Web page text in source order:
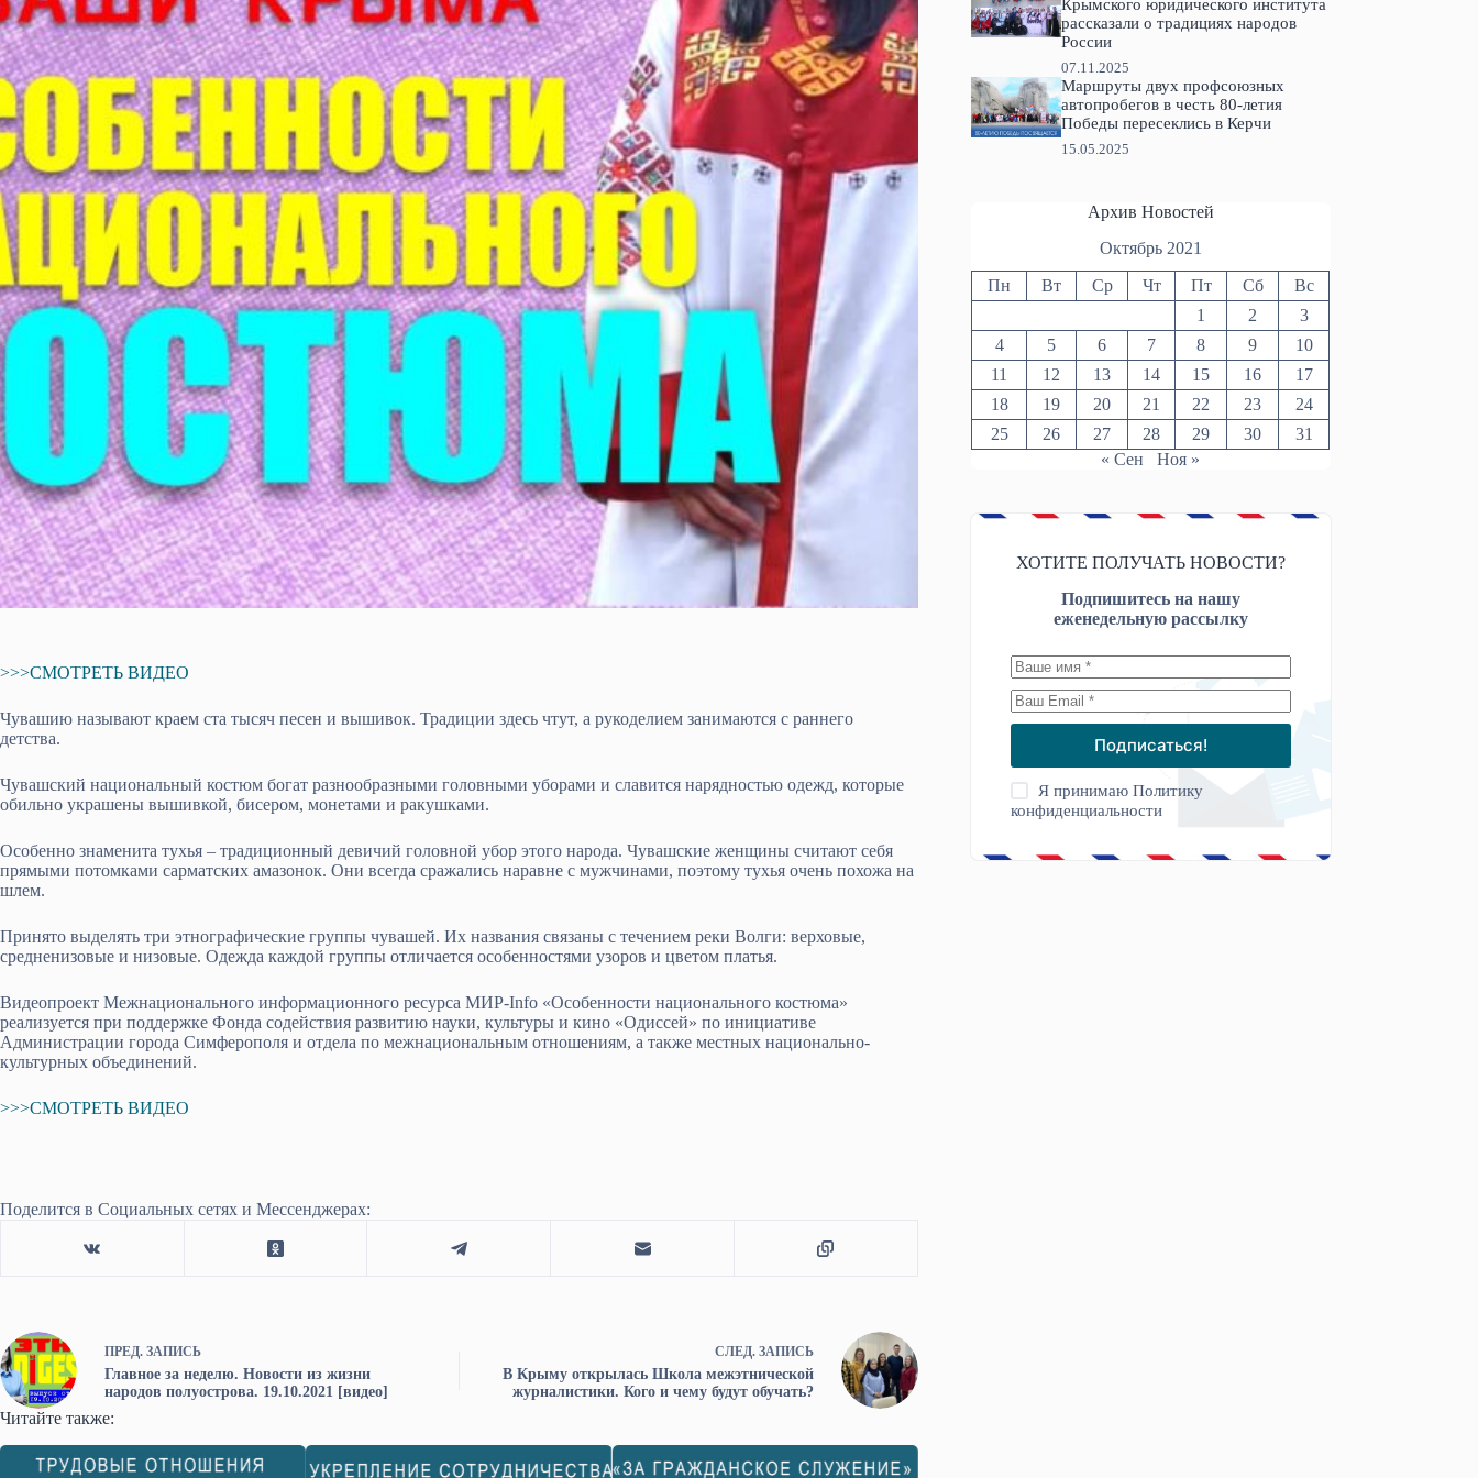
>>>СМОТРЕТЬ ВИДЕО
Чувашию называют краем ста тысяч песен и вышивок. Традиции здесь чтут, а рукоделием занимаются с раннего
детства.
Чувашский национальный костюм богат разнообразными головными уборами и славится нарядностью одежд, которые
обильно украшены вышивкой, бисером, монетами и ракушками.
Особенно знаменита тухья – традиционный девичий головной убор этого народа. Чувашские женщины считают себя
прямыми потомками сарматских амазонок. Они всегда сражались наравне с мужчинами, поэтому тухья очень похожа на
шлем.
Принято выделять три этнографические группы чувашей. Их названия связаны с течением реки Волги: верховые,
средненизовые и низовые. Одежда каждой группы отличается особенностями узоров и цветом платья.
Видеопроект Межнационального информационного ресурса МИР-Info «Особенности национального костюма»
реализуется при поддержке Фонда содействия развитию науки, культуры и кино «Одиссей» по инициативе
Администрации города Симферополя и отдела по межнациональным отношениям, а также местных национально-
культурных объединений.
>>>СМОТРЕТЬ ВИДЕО
Поделится в Социальных сетях и Мессенджерах:
ПРЕД. ЗАПИСЬ
Главное за неделю. Новости из жизни
народов полуострова. 19.10.2021 [видео]
СЛЕД. ЗАПИСЬ
В Крыму открылась Школа межэтнической
журналистики. Кого и чему будут обучать?
Читайте также:
Крымского юридического института
рассказали о традициях народов
России
07.11.2025
Маршруты двух профсоюзных
автопробегов в честь 80-летия
Победы пересеклись в Керчи
15.05.2025
Архив Новостей
Октябрь 2021
Пн Вт Ср Чт Пт Сб
Вс
1
2
3
4
5 6 7 8 9
10
11
12 13 14 15 16
17
18
19 20 21 22 23
24
25
26 27 28 29 30
31
« Сен
Ноя »
ХОТИТЕ ПОЛУЧАТЬ НОВОСТИ?
Подпишитесь на нашу
еженедельную рассылку
Подписаться!
Я принимаюПолитику
конфиденциальности